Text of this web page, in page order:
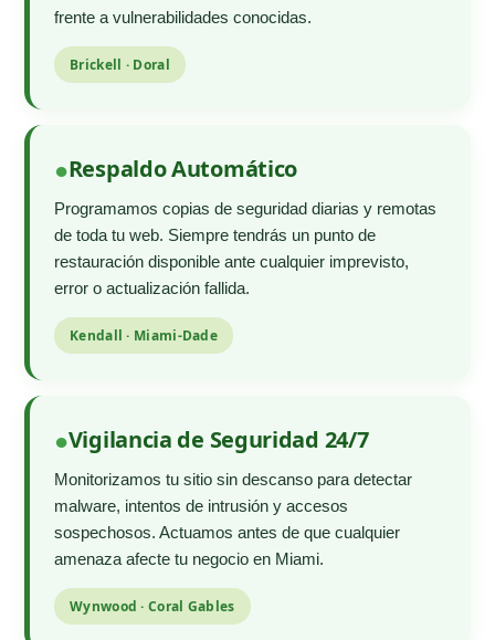
frente a vulnerabilidades conocidas.
Brickell · Doral
Respaldo Automático
Programamos copias de seguridad diarias y remotas
de toda tu web. Siempre tendrás un punto de
restauración disponible ante cualquier imprevisto,
error o actualización fallida.
Kendall · Miami-Dade
Vigilancia de Seguridad 24/7
Monitorizamos tu sitio sin descanso para detectar
malware, intentos de intrusión y accesos
sospechosos. Actuamos antes de que cualquier
amenaza afecte tu negocio en Miami.
Wynwood · Coral Gables